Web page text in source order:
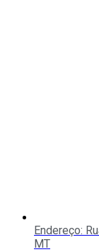
Endereço:
MT